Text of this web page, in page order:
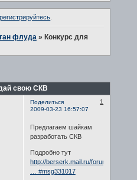
флуда » Конкурс для
свою СКВ
Поделиться
1
2009-03-23 16:57:07
Предлагаем шайкам
разработать СКВ
Подробно тут
http://berserk.mail.ru/forum/
… #msg331017